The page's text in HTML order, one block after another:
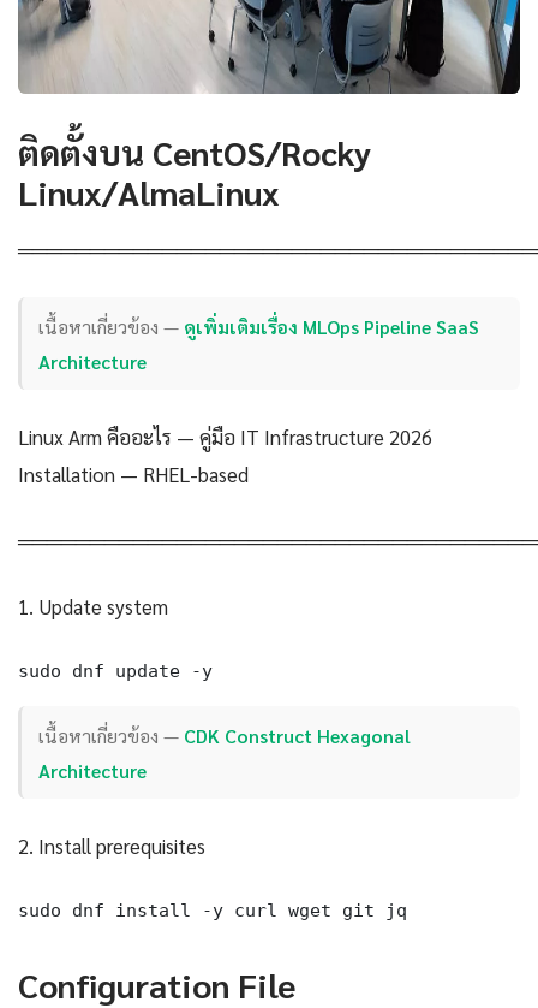
ติดตั้งบน CentOS/Rocky
Linux/AlmaLinux
เนื้อหาเกี่ยวข้อง — ดูเพิ่มเติมเรื่อง MLOps Pipeline SaaS
Architecture
Linux Arm คืออะไร — คู่มือ IT Infrastructure 2026
Installation — RHEL-based
1. Update system
sudo dnf update -y
เนื้อหาเกี่ยวข้อง — CDK Construct Hexagonal
Architecture
2. Install prerequisites
sudo dnf install -y curl wget git jq
Configuration File